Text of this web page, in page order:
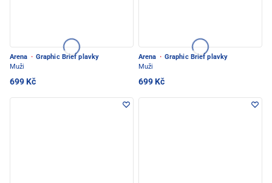
Arena · Graphic Brief plavky
Muži
699 Kč
Arena · Graphic Brief plavky
Muži
699 Kč